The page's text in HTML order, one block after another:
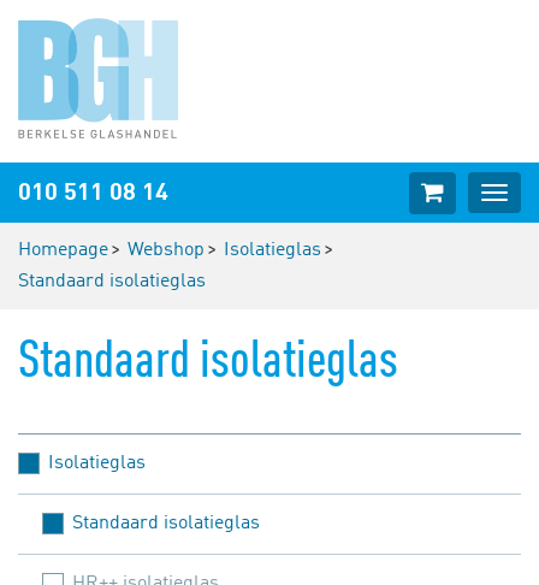
010 511 08 14
Webshop
cart
Homepage Webshop
Isolatieglas
Standaard isolatieglas
Standaard isolatieglas
Isolatieglas
Standaard isolatieglas